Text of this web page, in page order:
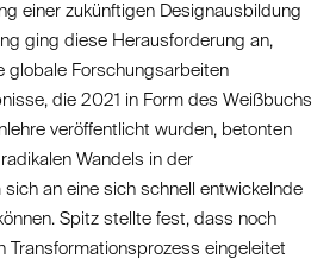
einer zukünftigen Designausbildung
ging diese Herausforderung an,
globale Forschungsarbeiten
die 2021 in Form des Weißbuchs
veröffentlicht wurden, betonten
Wandels in der
sich an eine sich schnell entwickelnde
Spitz stellte fest, dass noch
Transformationsprozess eingeleitet